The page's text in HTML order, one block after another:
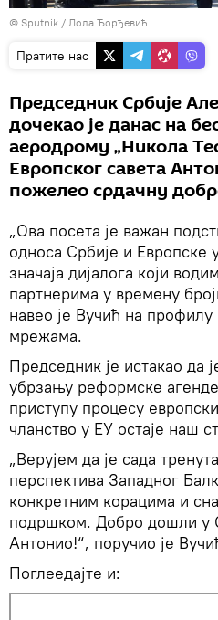
© Sputnik / Лола Ђорђевић
Пратите нас
Председник Србије
дочекао је данас на
аеродрому „Никола
Европског савета
пожелео срдачну
„Ова посета је важан
односа Србије и Европске
значаја дијалога који
партнерима у времену
навео је Вучић на
мрежама.
Председник је истакао да
убрзању реформске
приступу процесу
чланство у ЕУ остаје наш
„Верујем да је сада
перспектива Западног
конкретним корацима и
подршком. Добро дошли у
Антонио!“, поручио је
Поглеедајте и: